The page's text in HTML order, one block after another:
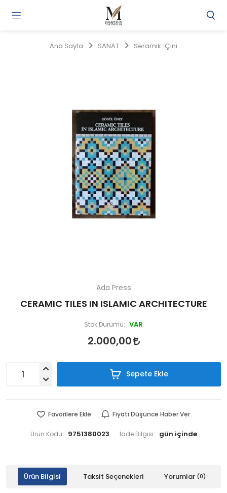
Ana Sayfa SANAT Seramik-Çini
Ada Press
CERAMIC TILES IN ISLAMIC ARCHITECTURE
Stok Durumu: VAR
2.000,00
Sepete Ekle
Favorilere Ekle Fiyatı Düşünce Haber Ver
Ürün Kodu: 9751380023 İade Bilgisi:
Ürün Bilgisi Taksit Seçenekleri Yorumlar (0)